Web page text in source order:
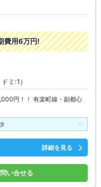
費用6万円!
ミ:1）
円！！ 有楽町線・副都心
詳細を見る
い合せる